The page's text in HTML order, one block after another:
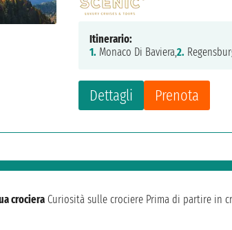
Dettagli Prenota
Itinerario:
1. Monaco Di Baviera,2.
crociera Curiosità sulle crociere Prima di partire in